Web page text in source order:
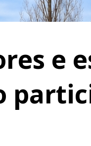
e